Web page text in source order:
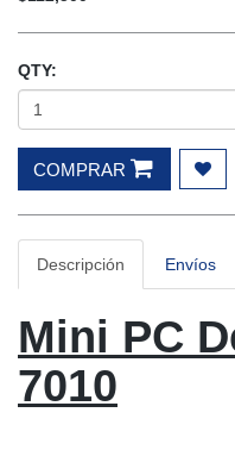
QTY:
COMPRAR
Descripción Envíos
Mini PC
7010